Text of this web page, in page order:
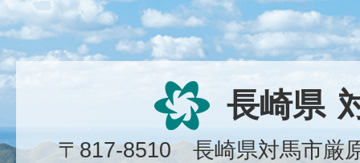
長崎県
〒817-8510 長崎県対馬市